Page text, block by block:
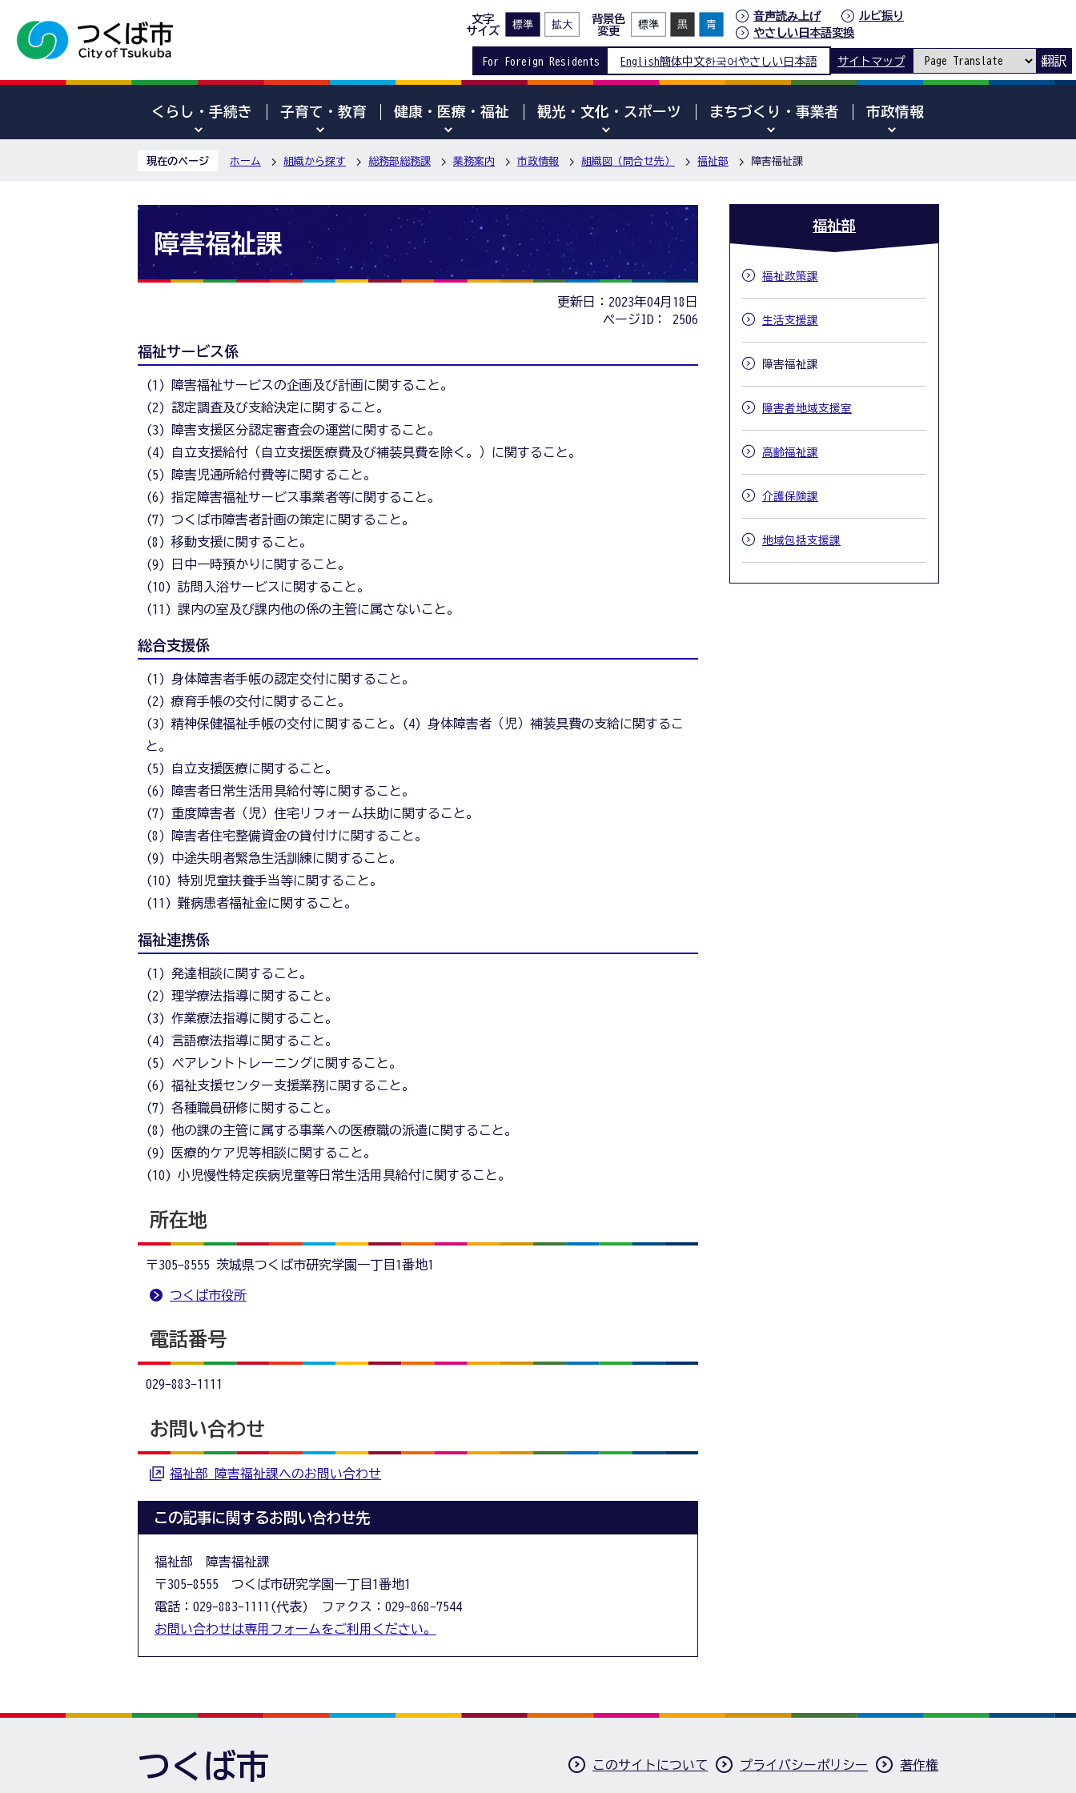
文字
サイズ
背景色
変更
音声読み上げ
ルビ振り
やさしい日本語変換
For Foreign Residents English簡体中文한국어 やさしい日本語 サイトマップ 翻訳
くらし・手続き 子育て・教育 健康・医療・福祉 観光・文化・スポーツ まちづくり・事業者 市政情報
現在のページ ホーム 組織から探す 総務部総務課 業務案内 市政情報 組織図（問合せ先） 福祉部 障害福祉課
障害福祉課
更新日：2023年04月18日
ページID：
2506
福祉サービス係
(1) 障害福祉サービスの企画及び計画に関すること。
(2) 認定調査及び支給決定に関すること。
(3) 障害支援区分認定審査会の運営に関すること。
(4) 自立支援給付（自立支援医療費及び補装具費を除く。）に関すること。
(5) 障害児通所給付費等に関すること。
(6) 指定障害福祉サービス事業者等に関すること。
(7) つくば市障害者計画の策定に関すること。
(8) 移動支援に関すること。
(9) 日中一時預かりに関すること。
(10) 訪問入浴サービスに関すること。
(11) 課内の室及び課内他の係の主管に属さないこと。
総合支援係
(1) 身体障害者手帳の認定交付に関すること。
(2) 療育手帳の交付に関すること。
(3) 精神保健福祉手帳の交付に関すること。(4) 身体障害者（児）補装具費の支給に関するこ
と。
(5) 自立支援医療に関すること。
(6) 障害者日常生活用具給付等に関すること。
(7) 重度障害者（児）住宅リフォーム扶助に関すること。
(8) 障害者住宅整備資金の貸付けに関すること。
(9) 中途失明者緊急生活訓練に関すること。
(10) 特別児童扶養手当等に関すること。
(11) 難病患者福祉金に関すること。
福祉連携係
(1) 発達相談に関すること。
(2) 理学療法指導に関すること。
(3) 作業療法指導に関すること。
(4) 言語療法指導に関すること。
(5) ペアレントトレーニングに関すること。
(6) 福祉支援センター支援業務に関すること。
(7) 各種職員研修に関すること。
(8) 他の課の主管に属する事業への医療職の派遣に関すること。
(9) 医療的ケア児等相談に関すること。
(10) 小児慢性特定疾病児童等日常生活用具給付に関すること。
所在地
〒305-8555 茨城県つくば市研究学園一丁目1番地1
つくば市役所
電話番号
029-883-1111
お問い合わせ
福祉部 障害福祉課へのお問い合わせ
この記事に関するお問い合わせ先
福祉部 障害福祉課
〒305-8555 つくば市研究学園一丁目1番地1
電話：029-883-1111(代表) ファクス：029-868-7544
お問い合わせは専用フォームをご利用ください。
福祉部
福祉政策課
生活支援課
障害福祉課
障害者地域支援室
高齢福祉課
介護保険課
地域包括支援課
つくば市 このサイトについて プライバシーポリシー 著作権